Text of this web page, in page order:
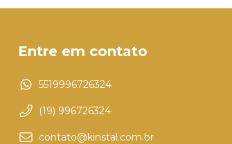
Entre em contato
5519996726324
(19) 996726324
contato@kinstal.com.br